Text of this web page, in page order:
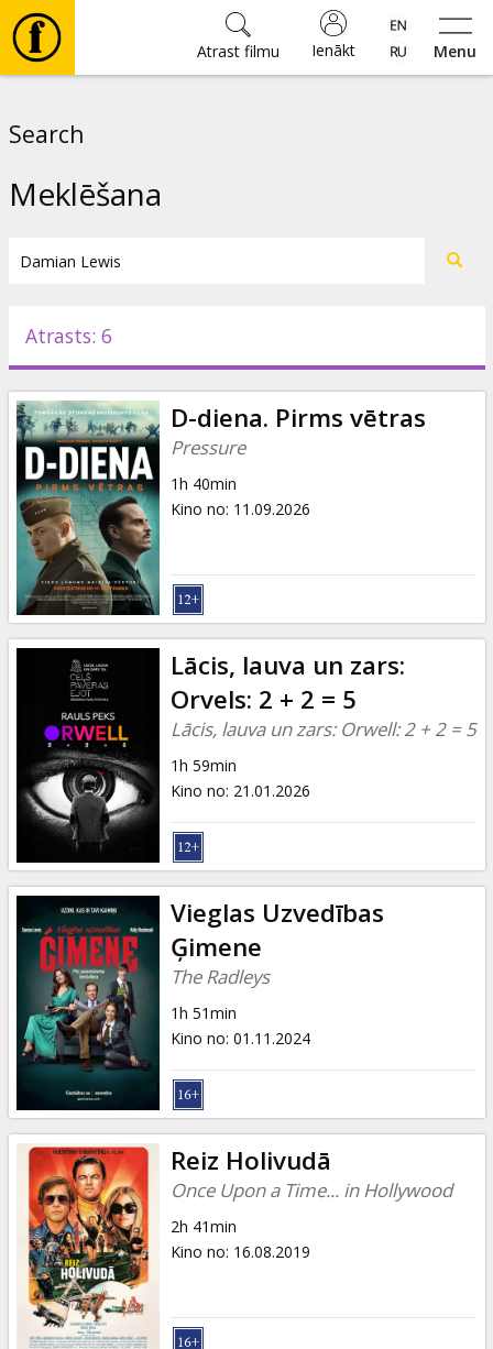
Menu
Ienākt
Atrast filmu
Pasākumi
Ziņas
Dāvanu
kartes
Uzkodas
B2B
Kino
Klubs
Search
Meklēšana
Atrasts: 6
D-diena. Pirms vētras
Pressure
1h 40min
Kino no: 11.09.2026
Lācis, lauva un zars:
Orvels: 2 + 2 = 5
Lācis, lauva un zars: Orwell: 2 + 2 = 5
1h 59min
Kino no: 21.01.2026
Vieglas Uzvedības
Ģimene
The Radleys
1h 51min
Kino no: 01.11.2024
Reiz Holivudā
Once Upon a Time... in Hollywood
2h 41min
Kino no: 16.08.2019